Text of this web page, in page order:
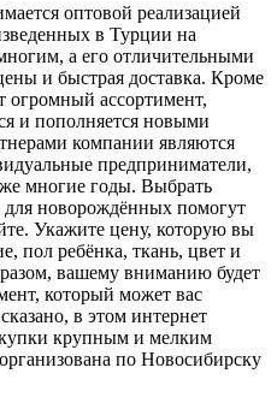
оптовой реализацией
в Турции на
а его отличительными
и быстрая доставка. Кроме
огромный ассортимент,
и пополняется новыми
компании являются
предприниматели,
многие годы. Выбрать
для новорождённых помогут
Укажите цену, которую вы
пол ребёнка, ткань, цвет и
вашему вниманию будет
который может вас
в этом интернет
крупным и мелким
по Новосибирску